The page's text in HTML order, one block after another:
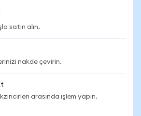
satın alın.
nakde çevirin.
arasında işlem yapın.